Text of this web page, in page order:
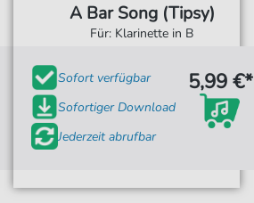
A Bar Song (Tipsy)
Für: Klarinette in B
Sofort verfügbar
Sofortiger Download
Jederzeit abrufbar
5,99 €*